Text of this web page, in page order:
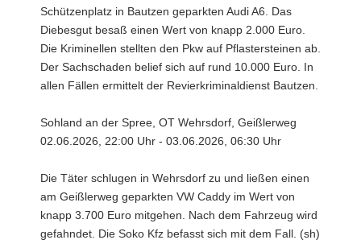
Schützenplatz in Bautzen geparkten Audi A6. Das
Diebesgut besaß einen Wert von knapp 2.000 Euro.
Die Kriminellen stellten den Pkw auf Pflastersteinen ab.
Der Sachschaden belief sich auf rund 10.000 Euro. In
allen Fällen ermittelt der Revierkriminaldienst Bautzen.
Sohland an der Spree, OT Wehrsdorf, Geißlerweg
02.06.2026, 22:00 Uhr - 03.06.2026, 06:30 Uhr
Die Täter schlugen in Wehrsdorf zu und ließen einen
am Geißlerweg geparkten VW Caddy im Wert von
knapp 3.700 Euro mitgehen. Nach dem Fahrzeug wird
gefahndet. Die Soko Kfz befasst sich mit dem Fall. (sh)